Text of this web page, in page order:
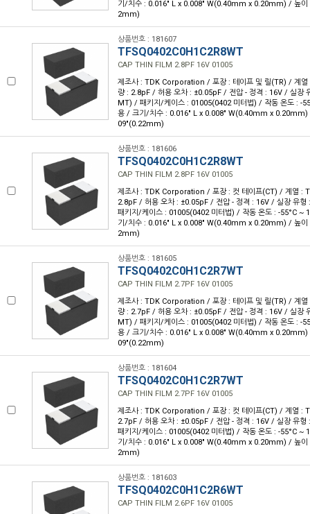
기/치수 : 0.016" L x 0.008" W(0.40mm x 0.20mm) / 높이
2mm)
상품번호 : 181607
TFSQ0402C0H1C2R8WT
CAP THIN FILM 2.8PF 16V 01005
제조사 : TDK Corporation / 포장 : 테이프 및 릴(TR) / 계
량 : 2.8pF / 허용 오차 : ±0.05pF / 전압 - 정격 : 16V / 실장
MT) / 패키지/케이스 : 01005(0402 미터법) / 작동 온도 : -
용 / 크기/치수 : 0.016" L x 0.008" W(0.40mm x 0.20mm)
09"(0.22mm)
상품번호 : 181606
TFSQ0402C0H1C2R8WT
CAP THIN FILM 2.8PF 16V 01005
제조사 : TDK Corporation / 포장 : 컷 테이프(CT) / 계열 :
2.8pF / 허용 오차 : ±0.05pF / 전압 - 정격 : 16V / 실장 유
패키지/케이스 : 01005(0402 미터법) / 작동 온도 : -55°C ~
기/치수 : 0.016" L x 0.008" W(0.40mm x 0.20mm) / 높이
2mm)
상품번호 : 181605
TFSQ0402C0H1C2R7WT
CAP THIN FILM 2.7PF 16V 01005
제조사 : TDK Corporation / 포장 : 테이프 및 릴(TR) / 계
량 : 2.7pF / 허용 오차 : ±0.05pF / 전압 - 정격 : 16V / 실장
MT) / 패키지/케이스 : 01005(0402 미터법) / 작동 온도 : -
용 / 크기/치수 : 0.016" L x 0.008" W(0.40mm x 0.20mm)
09"(0.22mm)
상품번호 : 181604
TFSQ0402C0H1C2R7WT
CAP THIN FILM 2.7PF 16V 01005
제조사 : TDK Corporation / 포장 : 컷 테이프(CT) / 계열 :
2.7pF / 허용 오차 : ±0.05pF / 전압 - 정격 : 16V / 실장 유
패키지/케이스 : 01005(0402 미터법) / 작동 온도 : -55°C ~
기/치수 : 0.016" L x 0.008" W(0.40mm x 0.20mm) / 높이
2mm)
상품번호 : 181603
TFSQ0402C0H1C2R6WT
CAP THIN FILM 2.6PF 16V 01005